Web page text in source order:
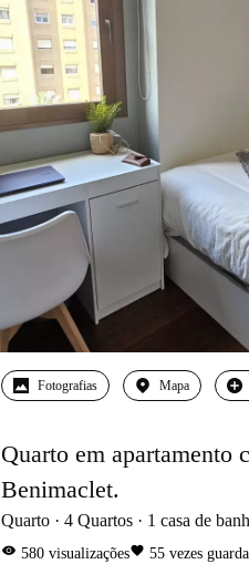
Fotografias Mapa
Quarto em apartamento
Benimaclet.
Quarto 4 Quartos 1 casa de
visibility 580 visualizaçõesfavorite 55 vezes